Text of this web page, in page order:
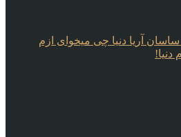
آریا دنیا چی میخوای ازم
دنیا!